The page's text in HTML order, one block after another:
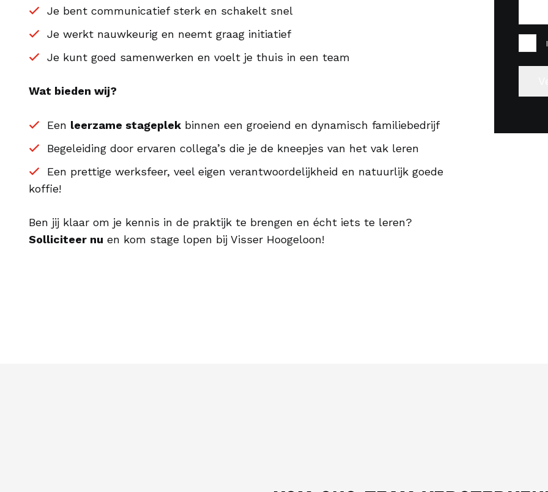
Je bent communicatief sterk en schakelt snel
Je werkt nauwkeurig en neemt graag initiatief
Je kunt goed samenwerken en voelt je thuis in een team
Wat bieden wij?
Een leerzame stageplek binnen een groeiend en dynamisch familiebedrijf
Begeleiding door ervaren collega’s die je de kneepjes van het vak leren
Een prettige werksfeer, veel eigen verantwoordelijkheid en natuurlijk goede
koffie!
Ben jij klaar om je kennis in de praktijk te brengen en écht iets te leren?
Solliciteer nu en kom stage lopen bij Visser Hoogeloon!